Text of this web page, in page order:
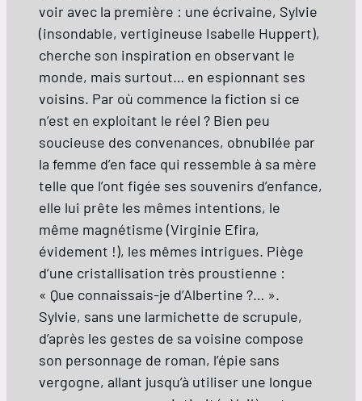
voir avec la première : une écrivaine, Sylvie
(insondable, vertigineuse Isabelle Huppert),
cherche son inspiration en observant le
monde, mais surtout… en espionnant ses
voisins. Par où commence la fiction si ce
n’est en exploitant le réel ? Bien peu
soucieuse des convenances, obnubilée par
la femme d’en face qui ressemble à sa mère
telle que l’ont figée ses souvenirs d’enfance,
elle lui prête les mêmes intentions, le
même magnétisme (Virginie Efira,
évidement !), les mêmes intrigues. Piège
d’une cristallisation très proustienne :
« Que connaissais-je d’Albertine ?… ».
Sylvie, sans une larmichette de scrupule,
d’après les gestes de sa voisine compose
son personnage de roman, l’épie sans
vergogne, allant jusqu’à utiliser une longue